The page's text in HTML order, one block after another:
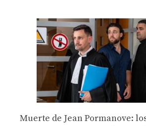
Muerte de Jean Pormanove: